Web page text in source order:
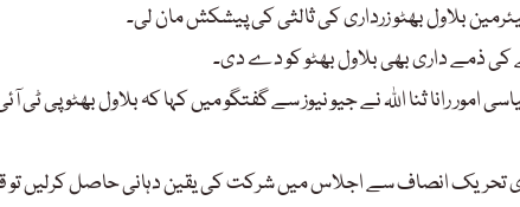
بلاول بھٹو زرداری کی ثالثی کی پیشکش مان لی۔
ذمے داری بھی بلاول بھٹو کو دے دی۔
امور رانا ثنا اللہ نے جیو نیوز سے گفتگو میں کہا کہ بلاول بھٹو پی
تحریک انصاف سے اجلاس میں شرکت کی یقین دہانی حاصل کرلیں